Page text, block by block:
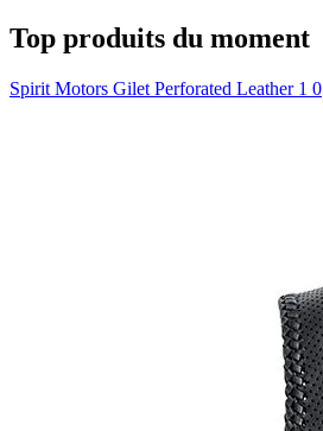
Top produits du moment
Spirit Motors Gilet Perforated Leather 1 0